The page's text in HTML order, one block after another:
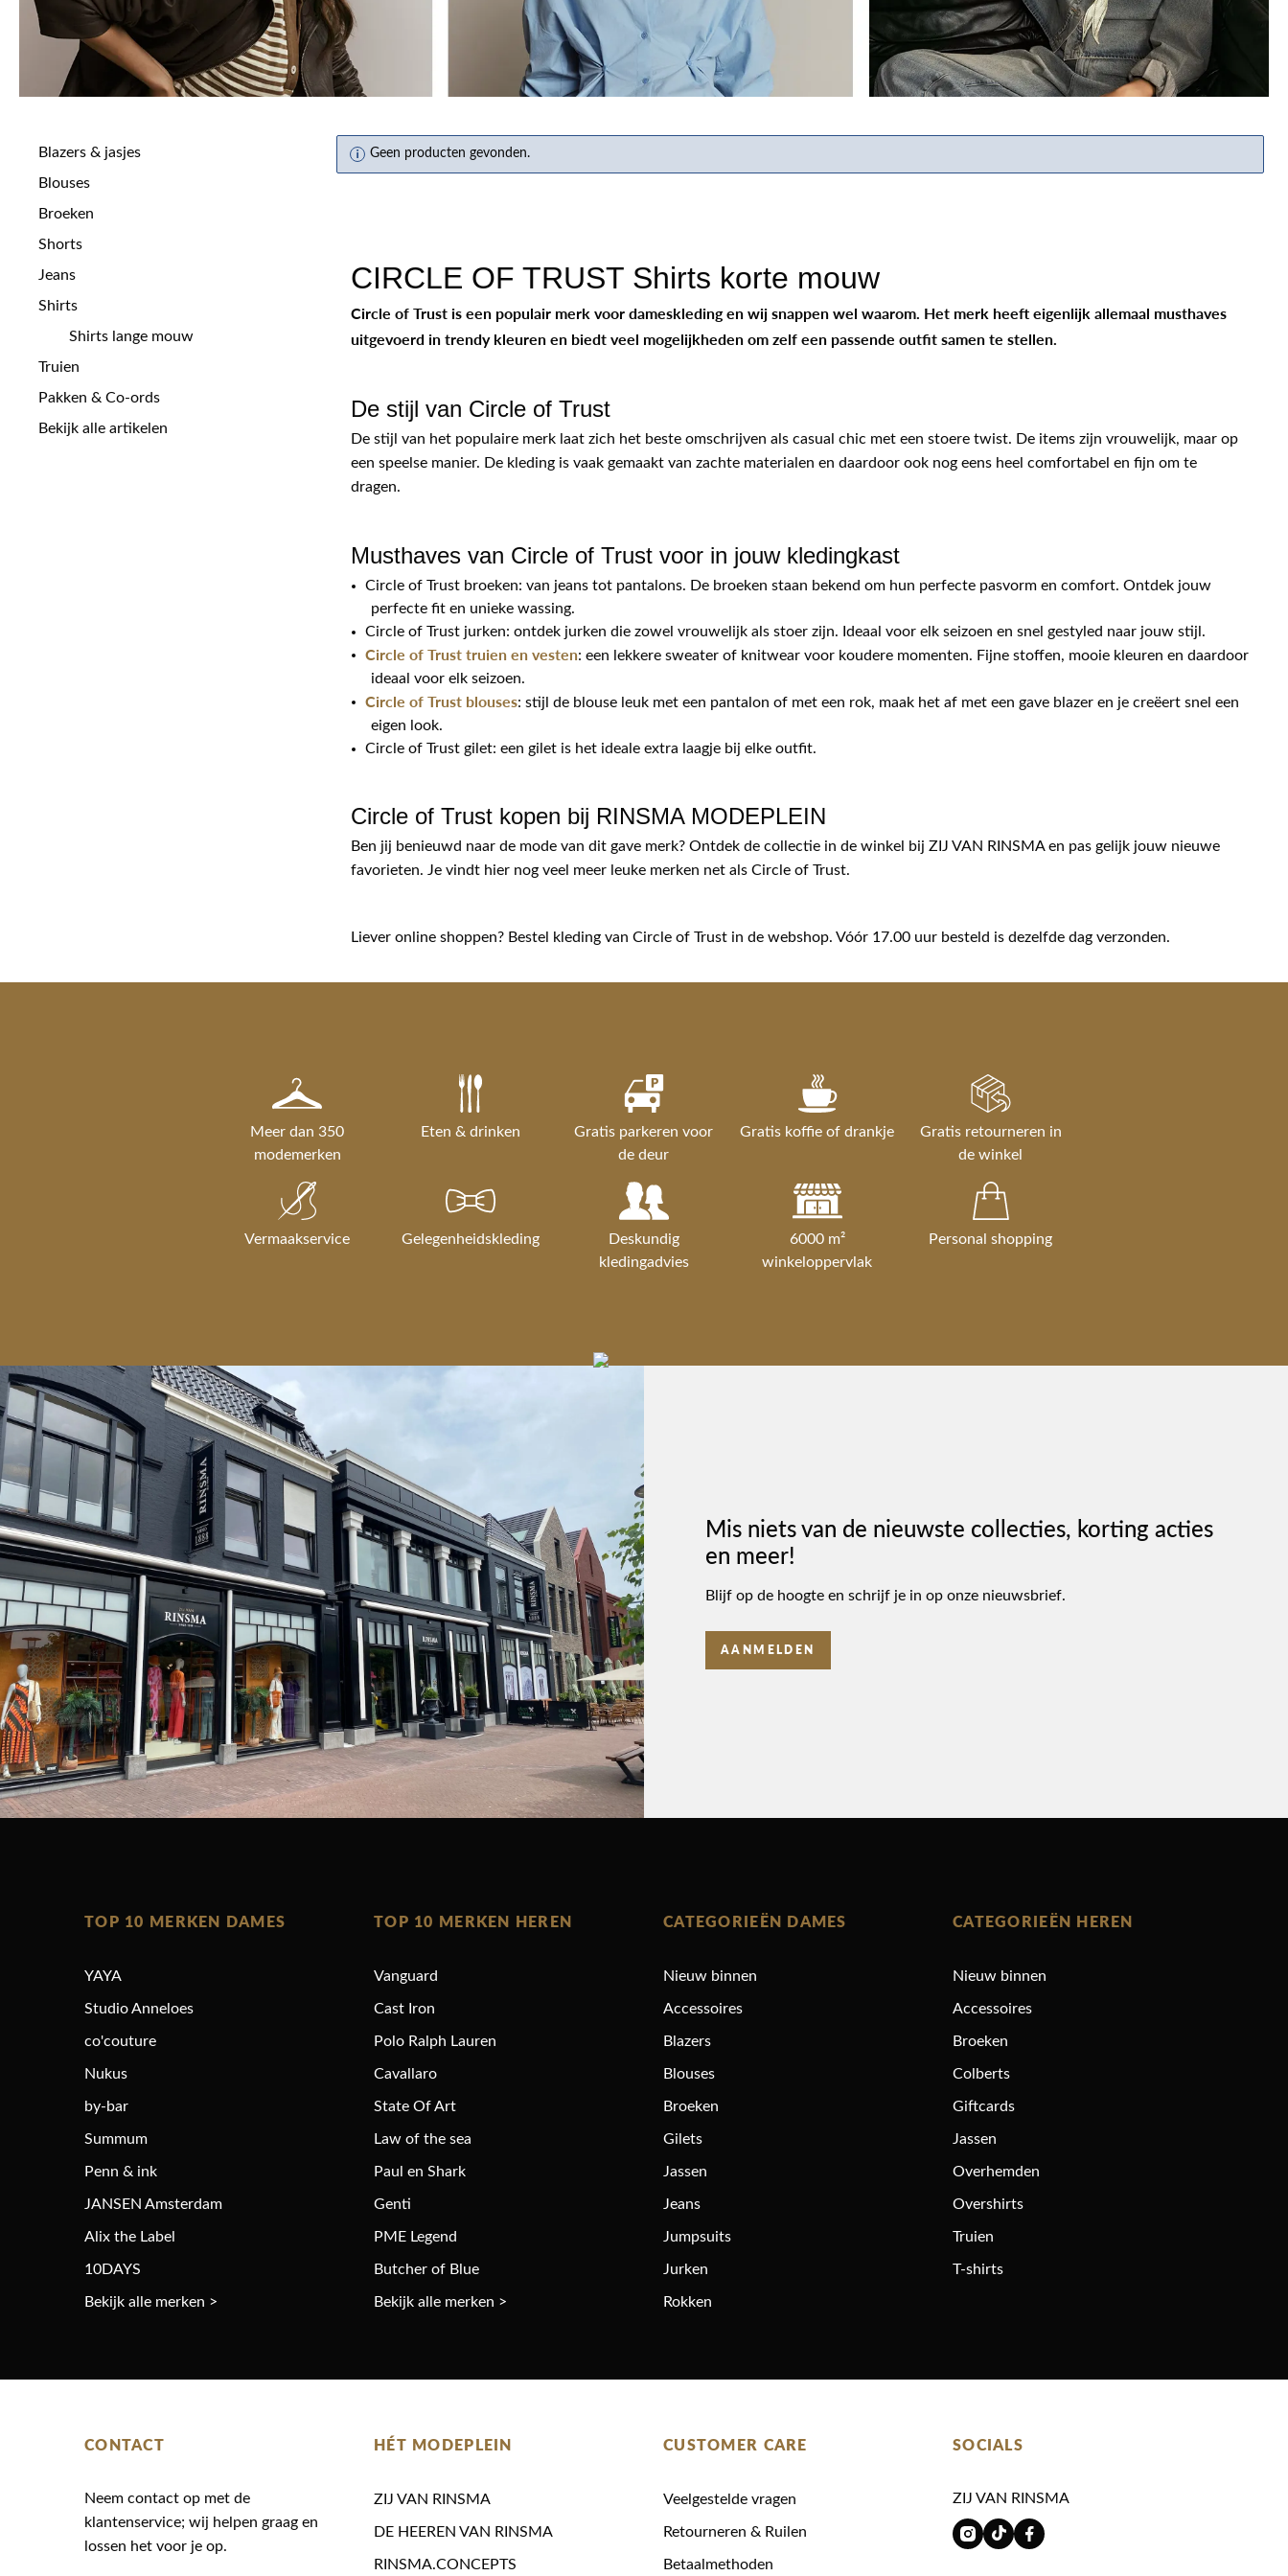
Herenkappers de Vos
ETEN & DRINKEN >
SHOP SALE
SHOP SALE
Blazers & jasjes
Blouses
Broeken
Shorts
Jeans
Shirts
Shirts lange mouw
Truien
Pakken & Co-ords
Bekijk alle artikelen
Geen producten gevonden.
CIRCLE OF TRUST Shirts korte mouw
Circle of Trust is een populair merk voor dameskleding en wij snappen wel waarom. Het merk heeft eigenlijk allemaal musthaves
uitgevoerd in trendy kleuren en biedt veel mogelijkheden om zelf een passende outfit samen te stellen.
De stijl van Circle of Trust
De stijl van het populaire merk laat zich het beste omschrijven als casual chic met een stoere twist. De items zijn vrouwelijk, maar op
een speelse manier. De kleding is vaak gemaakt van zachte materialen en daardoor ook nog eens heel comfortabel en fijn om te
dragen.
Musthaves van Circle of Trust voor in jouw kledingkast
Circle of Trust broeken: van jeans tot pantalons. De broeken staan bekend om hun perfecte pasvorm en comfort. Ontdek jouw
perfecte fit en unieke wassing.
Circle of Trust jurken: ontdek jurken die zowel vrouwelijk als stoer zijn. Ideaal voor elk seizoen en snel gestyled naar jouw stijl.
Circle of Trust truien en vesten: een lekkere sweater of knitwear voor koudere momenten. Fijne stoffen, mooie kleuren en daardoor
ideaal voor elk seizoen.
Circle of Trust blouses: stijl de blouse leuk met een pantalon of met een rok, maak het af met een gave blazer en je creëert snel een
eigen look.
Circle of Trust gilet: een gilet is het ideale extra laagje bij elke outfit.
Circle of Trust kopen bij RINSMA MODEPLEIN
Ben jij benieuwd naar de mode van dit gave merk? Ontdek de collectie in de winkel bij ZIJ VAN RINSMA en pas gelijk jouw nieuwe
favorieten. Je vindt hier nog veel meer leuke merken net als Circle of Trust.
Liever online shoppen? Bestel kleding van Circle of Trust in de webshop. Vóór 17.00 uur besteld is dezelfde dag verzonden.
Meer dan 350
modemerken
Eten & drinken
Gratis parkeren voor
de deur
Gratis koffie of drankje
Gratis retourneren in
de winkel
Vermaakservice Gelegenheidskleding
Deskundig
kledingadvies
6000 m²
winkeloppervlak
Personal shopping
Mis niets van de nieuwste collecties, korting acties
en meer!
Blijf op de hoogte en schrijf je in op onze nieuwsbrief.
AANMELDEN
TOP 10 MERKEN DAMES
YAYA
Studio Anneloes
co'couture
Nukus
by-bar
Summum
Penn & ink
JANSEN Amsterdam
Alix the Label
10DAYS
Bekijk alle merken >
TOP 10 MERKEN HEREN
Vanguard
Cast Iron
Polo Ralph Lauren
Cavallaro
State Of Art
Law of the sea
Paul en Shark
Genti
PME Legend
Butcher of Blue
Bekijk alle merken >
CATEGORIEËN DAMES
Nieuw binnen
Accessoires
Blazers
Blouses
Broeken
Gilets
Jassen
Jeans
Jumpsuits
Jurken
Rokken
CATEGORIEËN HEREN
Nieuw binnen
Accessoires
Broeken
Colberts
Giftcards
Jassen
Overhemden
Overshirts
Truien
T-shirts
CONTACT
Neem contact op met de
klantenservice; wij helpen graag en
lossen het voor je op.
HÉT MODEPLEIN
ZIJ VAN RINSMA
DE HEEREN VAN RINSMA
RINSMA.CONCEPTS
CUSTOMER CARE
Veelgestelde vragen
Retourneren & Ruilen
Betaalmethoden
SOCIALS
ZIJ VAN RINSMA